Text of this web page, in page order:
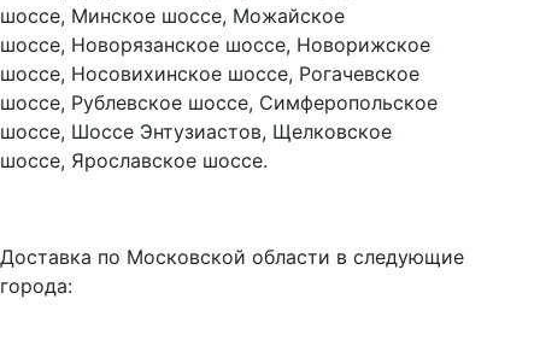
шоссе, Минское шоссе, Можайское
шоссе, Новорязанское шоссе, Новорижское
шоссе, Носовихинское шоссе, Рогачевское
шоссе, Рублевское шоссе, Симферопольское
шоссе, Шоссе Энтузиастов, Щелковское
шоссе, Ярославское шоссе.
Доставка по Московской области в следующие
города: